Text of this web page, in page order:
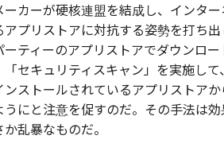
ーカーが硬核連盟を結成し、インター
アプリストアに対抗する姿勢を打ち出
ーティーのアプリストアでダウンロー
「セキュリティスキャン」を実施して
ンストールされているアプリストアか
うにと注意を促すのだ。その手法は効
乱暴なものだ。